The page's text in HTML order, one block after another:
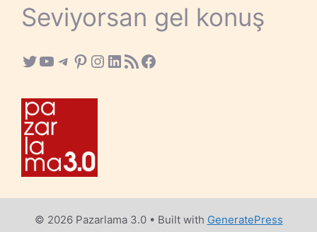
Seviyorsan gel konuş
Twitter
YouTube
Telegram
Pinterest
Instagram
LinkedIn
RSS FeedFacebook
© 2026 Pazarlama 3.0• Built with GeneratePress